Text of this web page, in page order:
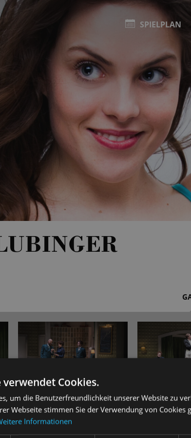
SPIELPLAN
am Wiener Volkstheater und
an der Anton Bruckner Universität in Linz.
verwendet Cookies.
um die Benutzerfreundlichkeit unserer Website zu
Webseite stimmen Sie der Verwendung von Cookies
Informationen